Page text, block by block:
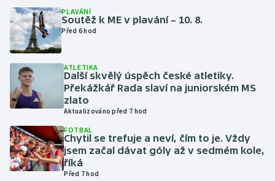
Házená
Jezdectví
Judo
Krasobruslení
Lezení
Lyže a snowboard
PLAVÁNÍ
Soutěž k ME v plavání – 10. 8.
Před 6 hod
ATLETIKA
Další skvělý úspěch české atletiky.
Překážkář Rada slaví na juniorském MS
zlato
Aktualizováno před 7 hod
FOTBAL
Chytil se trefuje a neví, čím to je. Vždy
jsem začal dávat góly až v sedmém kole,
říká
Před 7 hod